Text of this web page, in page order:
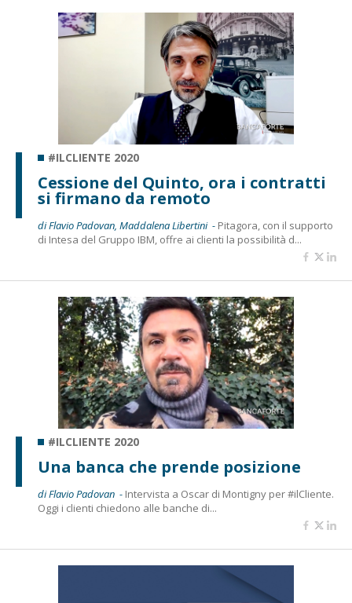
#ILCLIENTE 2020
Cessione del Quinto, ora i contratti
si firmano da remoto
di Flavio Padovan, Maddalena Libertini - Pitagora, con il supporto
di Intesa del Gruppo IBM, offre ai clienti la possibilità d...
#ILCLIENTE 2020
Una banca che prende posizione
di Flavio Padovan - Intervista a Oscar di Montigny per #ilCliente.
Oggi i clienti chiedono alle banche di...